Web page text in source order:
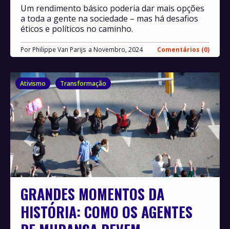
Por Philippe Van Parijs Novembro, 2024 Comentários (0)
Um rendimento básico poderia dar mais opções
a toda a gente na sociedade – mas há desafios
éticos e políticos no caminho.
Ativismo Transformação
GRANDES MOMENTOS DA
HISTÓRIA: COMO OS AGENTES